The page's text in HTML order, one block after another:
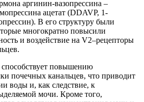
аргинин-вазопрессина –
ацетат (DDAVP, 1-
В его структуру были
многократно повысили
и воздействие на V2–рецепторы
повышению
почечных канальцев, что приводит
воды и, как следствие, к
мочи. Кроме того,